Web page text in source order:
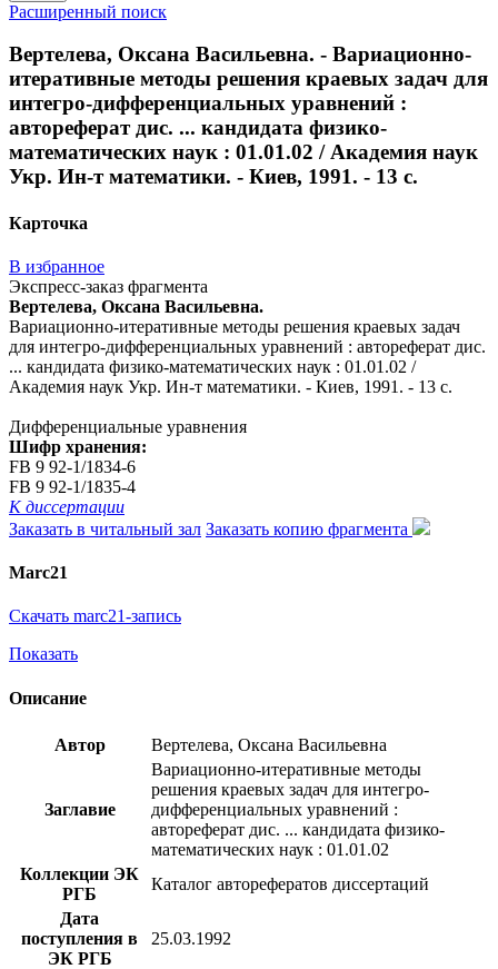
Расширенный поиск
Вертелева, Оксана Васильевна. - Вариационно-
итеративные методы решения краевых задач для
интегро-дифференциальных уравнений :
автореферат дис. ... кандидата физико-
математических наук : 01.01.02 / Академия наук
Укр. Ин-т математики. - Киев, 1991. - 13 с.
Карточка
В избранное
Экспресс-заказ фрагмента
Вертелева, Оксана Васильевна.
Вариационно-итеративные методы решения краевых задач
для интегро-дифференциальных уравнений : автореферат дис.
... кандидата физико-математических наук : 01.01.02 /
Академия наук Укр. Ин-т математики. - Киев, 1991. - 13 с.
Дифференциальные уравнения
Шифр хранения:
FB 9 92-1/1834-6
FB 9 92-1/1835-4
К диссертации
Заказать в читальный зал Заказать копию фрагмента
Marc21
Скачать marc21-запись
Показать
Описание
Автор Вертелева, Оксана Васильевна
Заглавие
Вариационно-итеративные методы
решения краевых задач для интегро-
дифференциальных уравнений :
автореферат дис. ... кандидата физико-
математических наук : 01.01.02
Коллекции ЭК
РГБ
Каталог авторефератов диссертаций
Дата
поступления в
ЭК РГБ
25.03.1992